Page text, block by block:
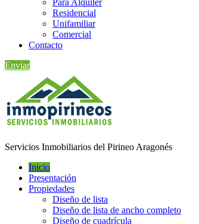
Para Alquiler
Residencial
Unifamiliar
Comercial
Contacto
Enviar
Servicios Inmobiliarios del Pirineo Aragonés
Inicio
Presentación
Propiedades
Diseño de lista
Diseño de lista de ancho completo
Diseño de cuadrícula